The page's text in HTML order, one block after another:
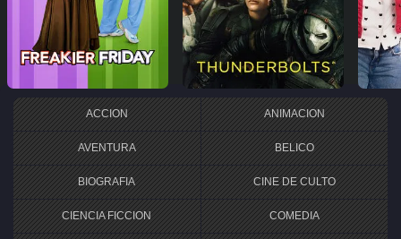
ACCION ANIMACION
AVENTURA BELICO
BIOGRAFIA CINE DE CULTO
CIENCIA FICCION COMEDIA